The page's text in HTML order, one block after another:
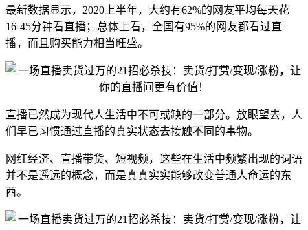
最新数据显示，2020上半年，大约有62%的网友平均每天花
16-45分钟看直播；总体上看，全国有95%的网友都看过直
播，而且购买能力相当旺盛。
直播已然成为现代人生活中不可或缺的一部分。放眼望去，人
们早已习惯通过直播的真实状态去接触不同的事物。
网红经济、直播带货、短视频，这些在生活中频繁出现的词语
并不是遥远的概念，而是真真实实能够改变普通人命运的东
西。